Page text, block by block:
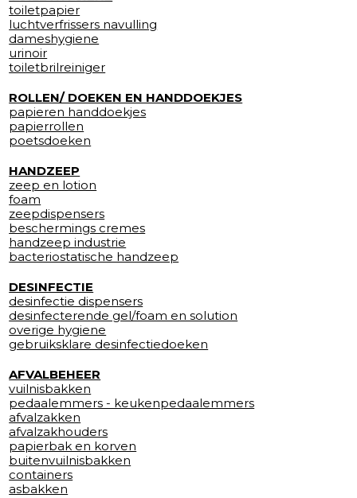
toiletpapier
luchtverfrissers navulling
dameshygiene
urinoir
toiletbrilreiniger
ROLLEN/ DOEKEN EN HANDDOEKJES
papieren handdoekjes
papierrollen
poetsdoeken
HANDZEEP
zeep en lotion
foam
zeepdispensers
beschermings cremes
handzeep industrie
bacteriostatische handzeep
DESINFECTIE
desinfectie dispensers
desinfecterende gel/foam en solution
overige hygiene
gebruiksklare desinfectiedoeken
AFVALBEHEER
vuilnisbakken
pedaalemmers - keukenpedaalemmers
afvalzakken
afvalzakhouders
papierbak en korven
buitenvuilnisbakken
containers
asbakken